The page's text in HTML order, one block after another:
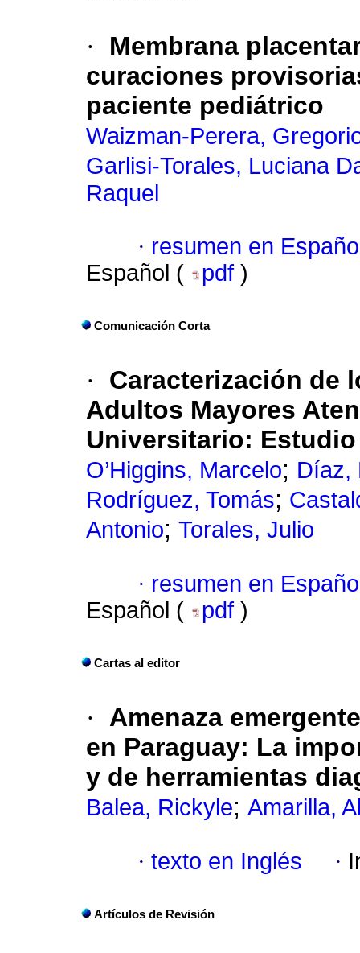
·
Membrana
curaciones
paciente pediátrico
Waizman-Perera,
Garlisi-Torales, Luciana
Raquel
· resumen en
Español (
pdf )
Comunicación Corta
·
Caracterización de
Adultos Mayores
Universitario:
O’Higgins, Marcelo; Díaz,
Rodríguez, Tomás;
Antonio; Torales, Julio
· resumen en
Español (
pdf )
Cartas al editor
·
Amenaza
en Paraguay: La
y de herramientas
Balea, Rickyle; Amarilla,
· texto en Inglés ·
Artículos de Revisión